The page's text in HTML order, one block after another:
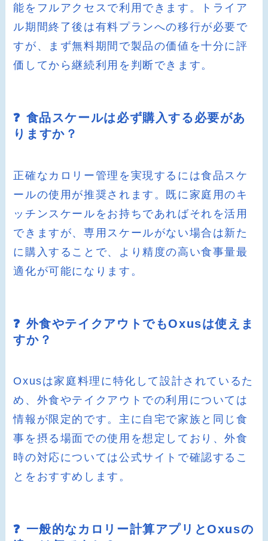
能をフルアクセスで利用できます。トライア
ル期間終了後は有料プランへの移行が必要で
すが、まず無料期間で製品の価値を十分に評
価してから継続利用を判断できます。
❓ 食品スケールは必ず購入する必要があ
りますか？
正確なカロリー管理を実現するには食品スケ
ールの使用が推奨されます。既に家庭用のキ
ッチンスケールをお持ちであればそれを活用
できますが、専用スケールがない場合は新た
に購入することで、より精度の高い食事量最
適化が可能になります。
❓ 外食やテイクアウトでもOxusは使えま
すか？
Oxusは家庭料理に特化して設計されているた
め、外食やテイクアウトでの利用については
情報が限定的です。主に自宅で家族と同じ食
事を摂る場面での使用を想定しており、外食
時の対応については公式サイトで確認するこ
とをおすすめします。
❓ 一般的なカロリー計算アプリとOxusの